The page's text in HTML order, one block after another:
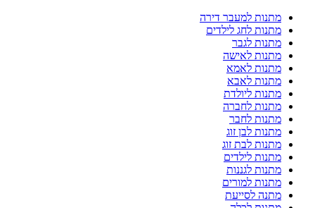
מתנות למעבר דירה
מתנות לחג לילדים
מתנות לגבר
מתנות לאישה
מתנות לאמא
מתנות לאבא
מתנות ליולדת
מתנות לחברה
מתנות לחבר
מתנות לבן זוג
מתנות לבת זוג
מתנות לילדים
מתנות לגננות
מתנות למורים
מתנה לסייעת